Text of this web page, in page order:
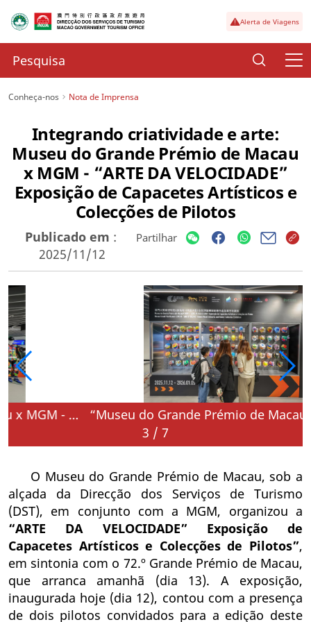
Alerta de Viagens
Conheça-nos Nota de Imprensa
Integrando criatividade e arte:
Museu do Grande Prémio de Macau
x MGM - “ARTE DA VELOCIDADE”
Exposição de Capacetes Artísticos e
Colecções de Pilotos
Publicado em :
2025/11/12
Partilhar
“Museu do Grande Prémio de Macau x MGM - “ARTE DA VELOCIDADE” Exposição de Capacetes Artísticos e Colecções de Pilotos” patente a partir de hoje
“Museu do Grande Prémio de Macau x MGM - “ARTE DA VELOCIDADE” Exposição de Capacetes Artísticos e Colecções de Pilotos” patente a partir de hoje
3 / 7
O Museu do Grande Prémio de Macau, sob a
alçada da Direcção dos Serviços de Turismo
(DST), em conjunto com a MGM, organizou a
“ARTE DA VELOCIDADE” Exposição de
Capacetes Artísticos e Colecções de Pilotos”,
em sintonia com o 72.º Grande Prémio de Macau,
que arranca amanhã (dia 13). A exposição,
inaugurada hoje (dia 12), contou com a presença
de dois pilotos convidados para a edição deste